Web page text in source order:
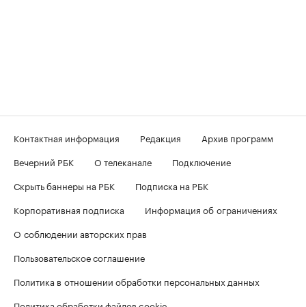
Контактная информация Редакция
Архив программ
Вечерний РБК
О телеканале
Подключение
Скрыть баннеры на РБК
Подписка на РБК
Корпоративная подписка
Информация об ограничениях
О соблюдении авторских прав
Пользовательское соглашение
Политика в отношении обработки персональных данных